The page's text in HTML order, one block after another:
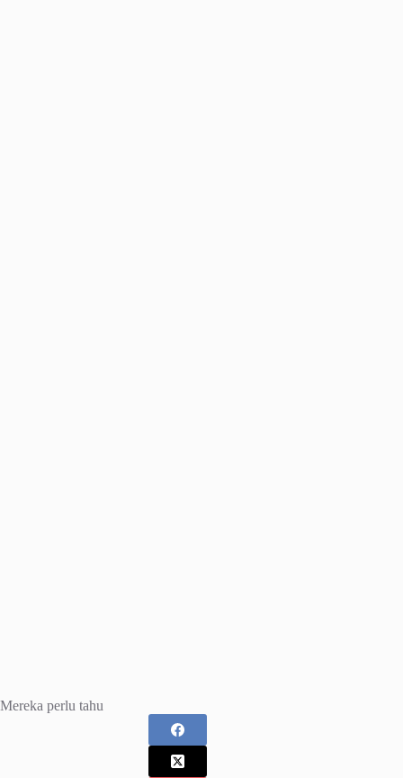
Mereka perlu tahu